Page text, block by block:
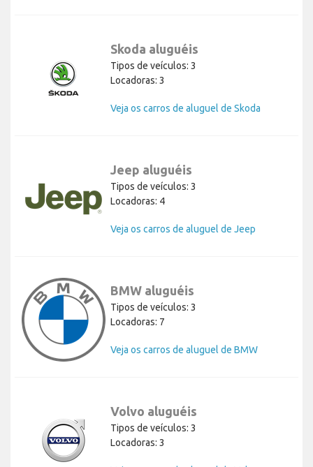
Skoda aluguéis
Tipos de veículos: 3
Locadoras: 3
Veja os carros de aluguel de Skoda
Jeep aluguéis
Tipos de veículos: 3
Locadoras: 4
Veja os carros de aluguel de Jeep
BMW aluguéis
Tipos de veículos: 3
Locadoras: 7
Veja os carros de aluguel de BMW
Volvo aluguéis
Tipos de veículos: 3
Locadoras: 3